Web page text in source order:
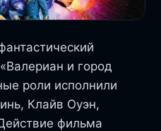
и город
роли исполнили
Клайв Оуэн,
фильма